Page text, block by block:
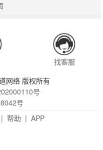
找客服
网络 版权所有
号
号
| 帮助 | APP